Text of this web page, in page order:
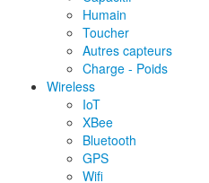
Humain
Toucher
Autres capteurs
Charge - Poids
Wireless
IoT
XBee
Bluetooth
GPS
Wifi